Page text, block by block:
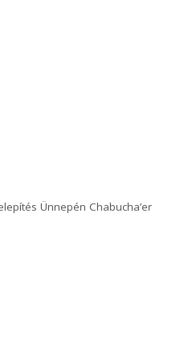
Ünnepén Chabucha’er